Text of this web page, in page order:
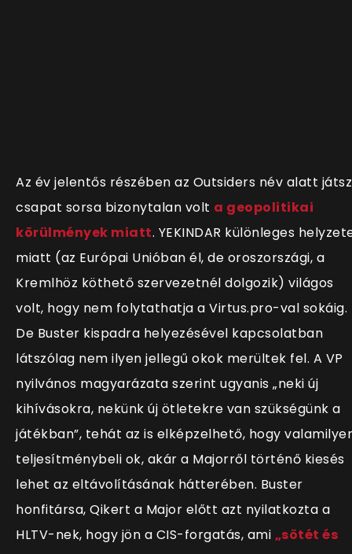
Az év jelentős részében az Outsiders név alatt
csapat sorsa bizonytalan volt a geopolitikai
körülmények miatt. YEKINDAR különleges
miatt (az Európai Unióban él, de oroszországi, a
Kremlhöz köthető szervezetnél dolgozik) világos
volt, hogy nem folytathatja a Virtus.pro-val sokáig.
De Buster kispadra helyezésével kapcsolatban
látszólag nem ilyen jellegű okok merültek fel. A VP
nyilvános magyarázata szerint ugyanis „neki új
kihívásokra, nekünk új ötletekre van szükségünk a
játékban”, tehát az is elképzelhető, hogy
teljesítménybeli ok, akár a Majorről történő kiesés
lehet az eltávolításának hátterében. Buster
honfitársa, Qikert a Major előtt azt nyilatkozta a
HLTV-nek, hogy jön a CIS-forgatás, ami „sötét és